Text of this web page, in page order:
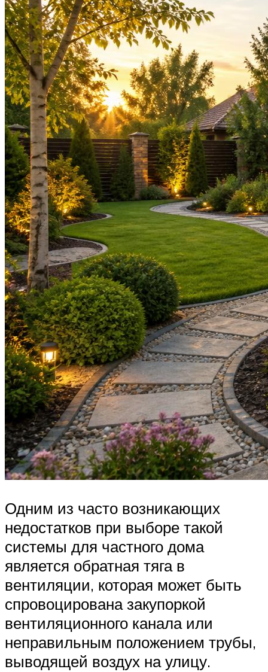
Одним из часто возникающих
недостатков при выборе такой
системы для частного дома
является обратная тяга в
вентиляции, которая может быть
спровоцирована закупоркой
вентиляционного канала или
неправильным положением трубы,
выводящей воздух на улицу.